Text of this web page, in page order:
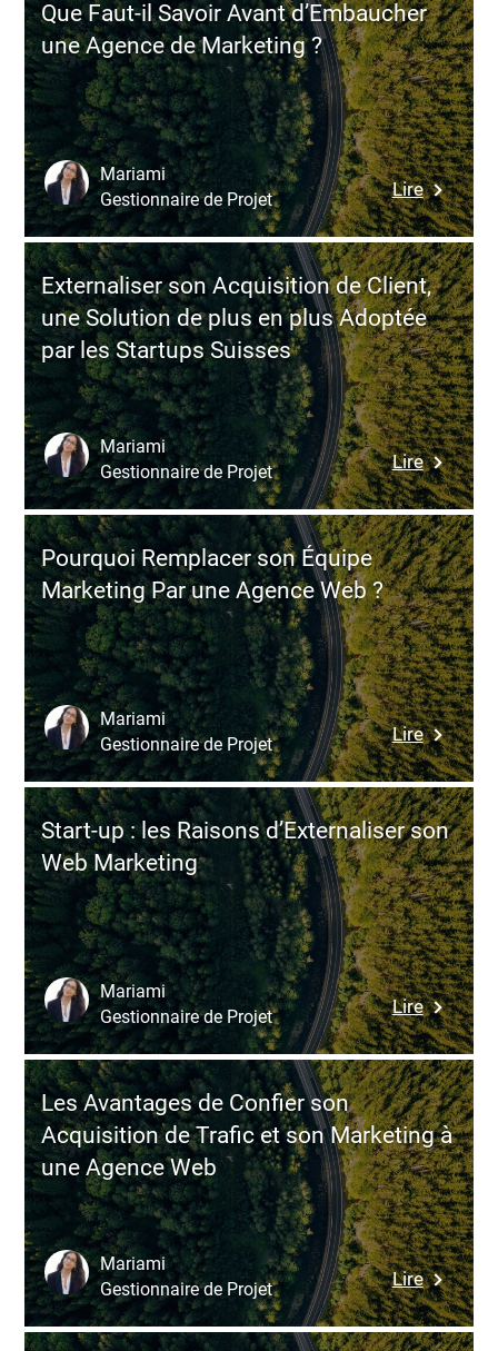
la
Stratégie
de
Que Faut-il Savoir Avant d’Embaucher
une Agence de Marketing ?
Lire:
Que
Faut-
il
Savoir
Avant
une
Agence
de
Mariami
Gestionnaire de Projet
Externaliser son Acquisition de Client,
une Solution de plus en plus Adoptée
par les Startups Suisses
Lire:
son
de
Client,
une
Solution
de
plus
en
plus
Adoptée
par
les
Startups
Suisses
Mariami
Gestionnaire de Projet
Pourquoi Remplacer son Équipe
Marketing Par une Agence Web ?
Lire:
Pourquoi
son
Équipe
Par
une
Agence
Web
?
Mariami
Gestionnaire de Projet
Start-up : les Raisons d’Externaliser son
Web Marketing
Lire:
Start-
up
:
les
Raisons
son
Web
Mariami
Gestionnaire de Projet
Les Avantages de Confier son
Acquisition de Trafic et son Marketing à
une Agence Web
Lire:
Les
Mariami
Gestionnaire de Projet